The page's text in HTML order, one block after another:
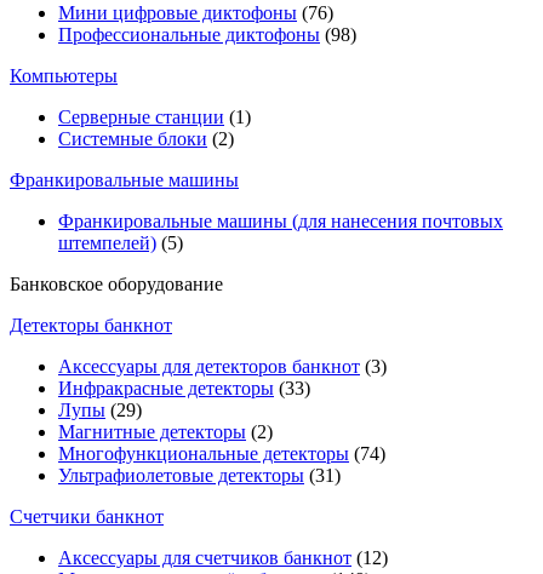
Мини цифровые диктофоны (76)
Профессиональные диктофоны (98)
Компьютеры
Серверные станции (1)
Системные блоки (2)
Франкировальные машины
Франкировальные машины (для нанесения почтовых
штемпелей) (5)
Банковское оборудование
Детекторы банкнот
Аксессуары для детекторов банкнот (3)
Инфракрасные детекторы (33)
Лупы (29)
Магнитные детекторы (2)
Многофункциональные детекторы (74)
Ультрафиолетовые детекторы (31)
Счетчики банкнот
Аксессуары для счетчиков банкнот (12)